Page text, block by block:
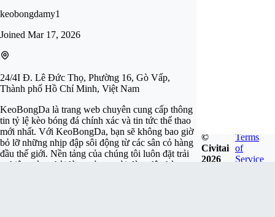
keobongdamy1
Joined Mar 17, 2026
24/4I Đ. Lê Đức Thọ, Phường 16, Gò Vấp,
Thành phố Hồ Chí Minh, Việt Nam
KeoBongDa là trang web chuyên cung cấp thông
tin tỷ lệ kèo bóng đá chính xác và tin tức thể thao
mới nhất. Với KeoBongDa, bạn sẽ không bao giờ
bỏ lỡ những nhịp đập sôi động từ các sân cỏ hàng
đầu thế giới. Nền tảng của chúng tôi luôn đặt trải
nghiệm và sự hài lòng của người dùng lên hàng
©
Civitai
2026
Terms
of
Service